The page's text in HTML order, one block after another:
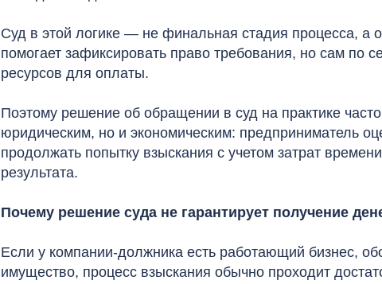
Суд в этой логике — не финальная стадия процесса, а
помогает зафиксировать право требования, но сам по
ресурсов для оплаты.
Поэтому решение об обращении в суд на практике
юридическим, но и экономическим: предприниматель
продолжать попытку взыскания с учетом затрат
результата.
Почему решение суда не гарантирует получение
Если у компании-должника есть работающий бизнес,
имущество, процесс взыскания обычно проходит